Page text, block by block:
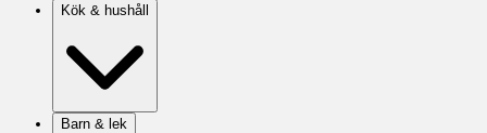
Kök & hushåll
Barn & lek